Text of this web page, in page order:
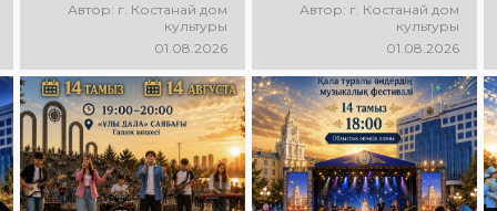
Автор: г. Костанай дом
культуры
01.08.2026
концертная
программа Азамата
Ибраева! Вас ждут
любимые песни,
яркое выступление,
мощная энергия и
праздничное
настроение!
Автор: г. Костанай дом
культуры
01.08.2026